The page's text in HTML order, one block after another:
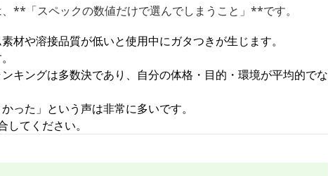
**「スペックの数値だけで選んでしまうこと」**です。
材や溶接品質が低いと使用中にガタつきが生じます。
ンキングは多数決であり、自分の体格・目的・環境が平均的でな
った」という声は非常に多いです。
てください。